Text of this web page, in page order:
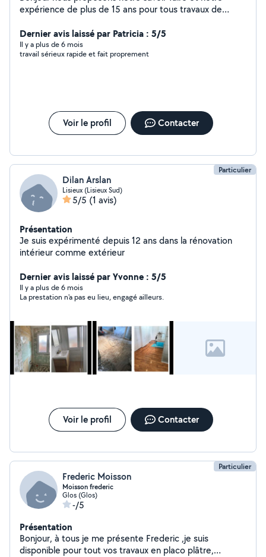
expérience de plus de 15 ans pour tous travaux de
Dernier avis laissé par Patricia : 5/5
Il y a plus de 6 mois
travail sérieux rapide et fait proprement
Voir le profil Contacter
Particulier
Dilan Arslan
Lisieux (Lisieux Sud)
5/5 (1 avis)
Présentation
Je suis expérimenté depuis 12 ans dans la rénovation
intérieur comme extérieur
Dernier avis laissé par Yvonne : 5/5
Il y a plus de 6 mois
La prestation n'a pas eu lieu, engagé ailleurs.
Voir le profil Contacter
Particulier
Frederic Moisson
Moisson frederic
Glos (Glos)
-/5
Présentation
Bonjour, à tous je me présente Frederic ,je suis
disponible pour tout vos travaux en placo plâtre,